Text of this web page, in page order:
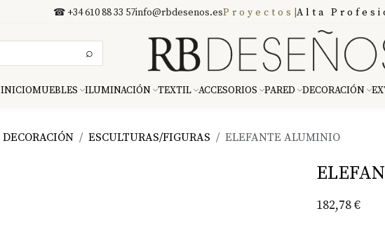
☎ +34 610 88 33 57info@rbdesenos.esProyectos Alta
⌕
INICIOMUEBLES ILUMINACIÓN TEXTIL ACCESORIOS PARED DECORACIÓN
DECORACIÓN ESCULTURAS/FIGURAS ELEFANTE ALUMINIO
182,78€